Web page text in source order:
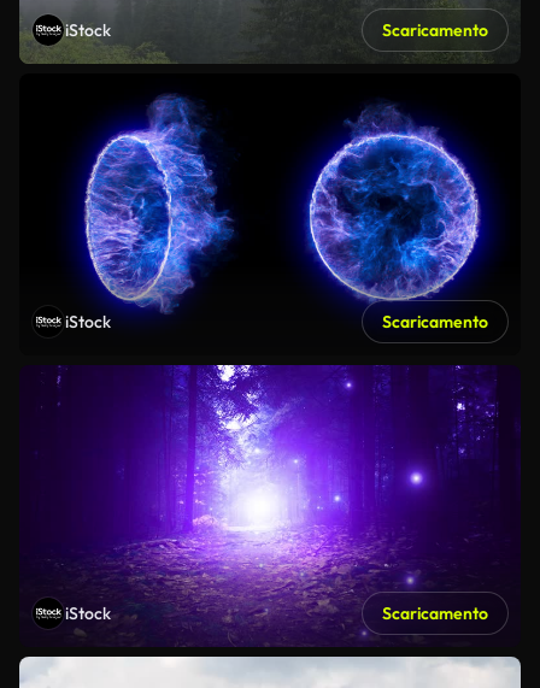
iStock Scaricamento
iStock Scaricamento
iStock Scaricamento